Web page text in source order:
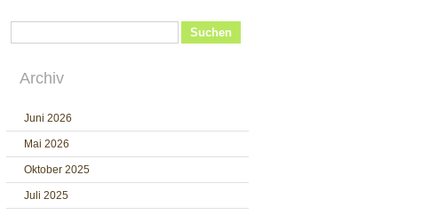
Suchen
Archiv
Juni 2026
Mai 2026
Oktober 2025
Juli 2025